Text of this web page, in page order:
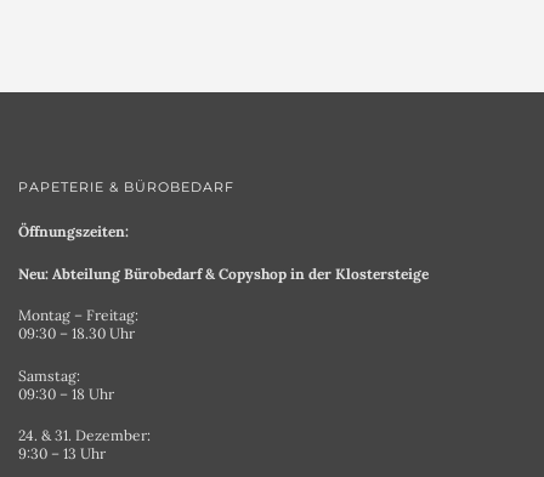
PAPETERIE & BÜROBEDARF
Öffnungszeiten:
Neu: Abteilung Bürobedarf & Copyshop in der Klostersteige
Montag – Freitag:
09:30 – 18.30 Uhr
Samstag:
09:30 – 18 Uhr
24. & 31. Dezember:
9:30 – 13 Uhr